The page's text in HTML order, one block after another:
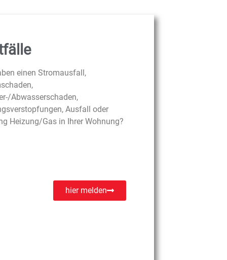
einen Stromausfall,
Abwasserschaden,
Ausfall oder
Heizung/Gas in Ihrer Wohnung?
hier melden